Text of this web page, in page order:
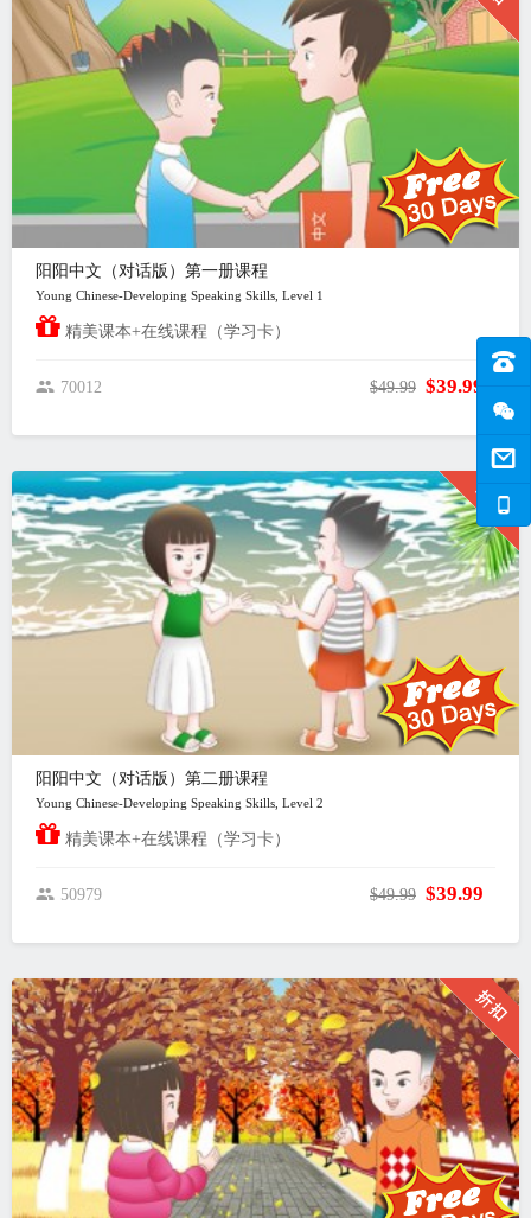
阳阳中文（对话版）第一册课程
Young Chinese-Developing Speaking Skills, Level 1
精美课本+在线课程（学习卡）
70012 $49.99 $39.99
阳阳中文（对话版）第二册课程
Young Chinese-Developing Speaking Skills, Level 2
精美课本+在线课程（学习卡）
50979 $49.99 $39.99